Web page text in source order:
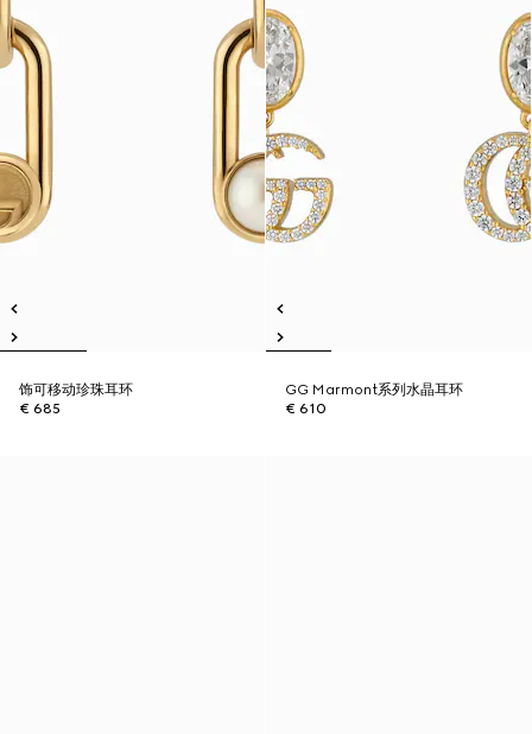
饰可移动珍珠耳环
€ 685
GG Marmont系列水晶耳环
€ 610